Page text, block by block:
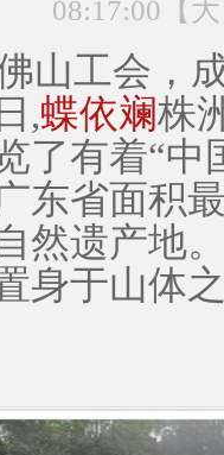
08:17:00【 大
山工会，
,蝶依斓株
了有着“中
东省面积
然遗产地
身于山体